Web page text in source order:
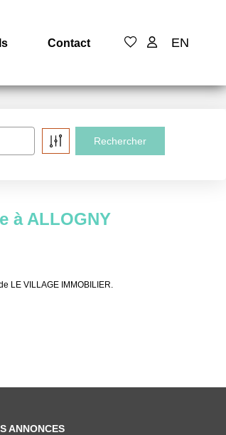
Contact EN
à ALLOGNY
LE VILLAGE IMMOBILIER.
ANNONCES